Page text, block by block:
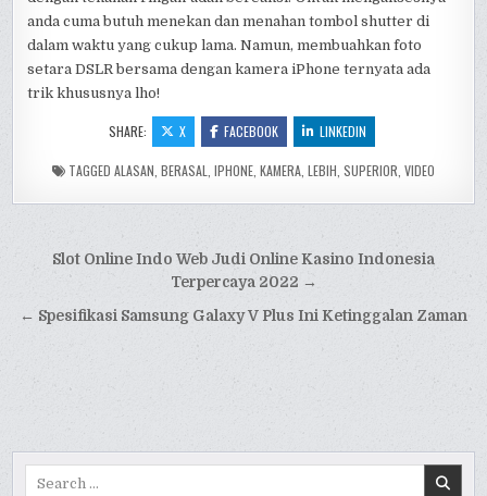
anda cuma butuh menekan dan menahan tombol shutter di
dalam waktu yang cukup lama. Namun, membuahkan foto
setara DSLR bersama dengan kamera iPhone ternyata ada
trik khususnya lho!
SHARE: X FACEBOOK LINKEDIN
TAGGED ALASAN BERASAL IPHONE KAMERA LEBIH SUPERIOR VIDEO
PostSlot Online Indo Web Judi Online Kasino Indonesia
Terpercaya 2022 →
← Spesifikasi Samsung Galaxy V Plus Ini Ketinggalan Zaman